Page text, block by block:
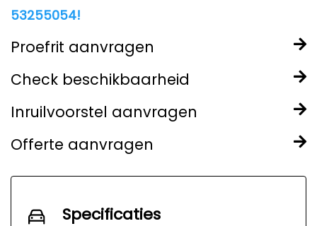
53255054!
Proefrit aanvragen
Check beschikbaarheid
Inruilvoorstel aanvragen
Offerte aanvragen
Specificaties